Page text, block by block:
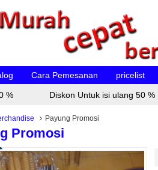
Cara Pemesanan pricelist
Diskon Untuk isi ulang 50 %
Payung Promosi
Promosi